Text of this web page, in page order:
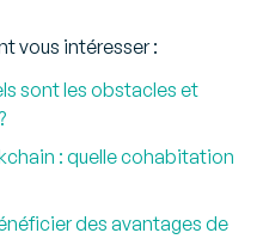
vous intéresser :
sont les obstacles et
: quelle cohabitation
des avantages de